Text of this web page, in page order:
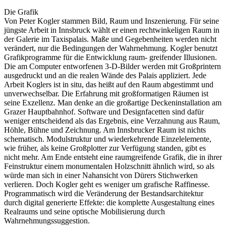
Die Grafik
Von Peter Kogler stammen Bild, Raum und Inszenierung. Für seine
jüngste Arbeit in Innsbruck wählt er einen rechtwinkeligen Raum in
der Galerie im Taxispalais. Maße und Gegebenheiten werden nicht
verändert, nur die Bedingungen der Wahrnehmung. Kogler benutzt
Grafikprogramme für die Entwicklung raum- greifender Illusionen.
Die am Computer entworfenen 3-D-Bilder werden mit Großprintern
ausgedruckt und an die realen Wände des Palais appliziert. Jede
Arbeit Koglers ist in situ, das heißt auf den Raum abgestimmt und
unverwechselbar. Die Erfahrung mit großformatigen Räumen ist
seine Exzellenz. Man denke an die großartige Deckeninstallation am
Grazer Hauptbahnhof. Software und Designfacetten sind dafür
weniger entscheidend als das Ergebnis, eine Verzahnung aus Raum,
Höhle, Bühne und Zeichnung. Am Innsbrucker Raum ist nichts
schematisch. Modulstruktur und wiederkehrende Einzelelemente,
wie früher, als keine Großplotter zur Verfügung standen, gibt es
nicht mehr. Am Ende entsteht eine raumgreifende Grafik, die in ihrer
Feinstruktur einem monumentalen Holzschnitt ähnlich wird, so als
würde man sich in einer Nahansicht von Dürers Stichwerken
verlieren. Doch Kogler geht es weniger um grafische Raffinesse.
Programmatisch wird die Veränderung der Bestandsarchitektur
durch digital generierte Effekte: die komplette Ausgestaltung eines
Realraums und seine optische Mobilisierung durch
Wahrnehmungssuggestion.